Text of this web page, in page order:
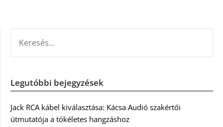
Legutóbbi bejegyzések
Jack RCA kábel kiválasztása: Kácsa Audió szakértői
útmutatója a tökéletes hangzáshoz